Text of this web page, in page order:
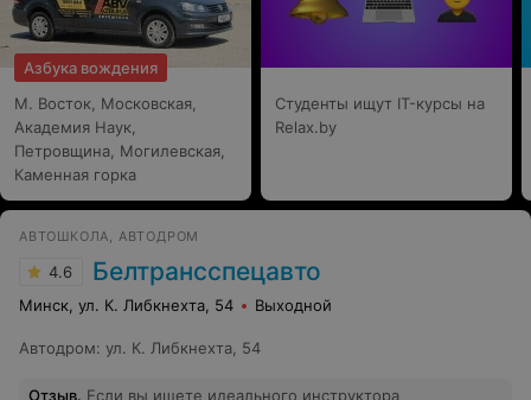
Азбука вождения
М. Восток, Московская,
Академия Наук,
Петровщина, Могилевская,
Каменная горка
Студенты ищут IT-курсы на
Relax.by
АВТОШКОЛА, АВТОДРОМ
4.6 Белтрансспецавто
Минск, ул. К. Либкнехта, 54 Выходной
Автодром: ул. К. Либкнехта, 54
Отзыв. Если вы ищете идеального инструктора